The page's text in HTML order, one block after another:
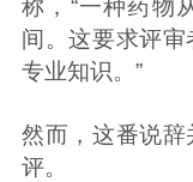
称，“一种药物
间。这要求评
专业知识。”
然而，这番说
评。